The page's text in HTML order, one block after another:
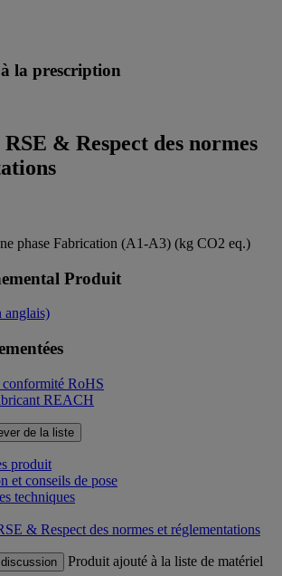
la prescription
& Respect des normes
phase Fabrication (A1-A3) (kg CO2 eq.)
Produit
anglais)
conformité RoHS
REACH
de la liste
produit
et conseils de pose
techniques
& Respect des normes et réglementations
Produit ajouté à la liste de matériel